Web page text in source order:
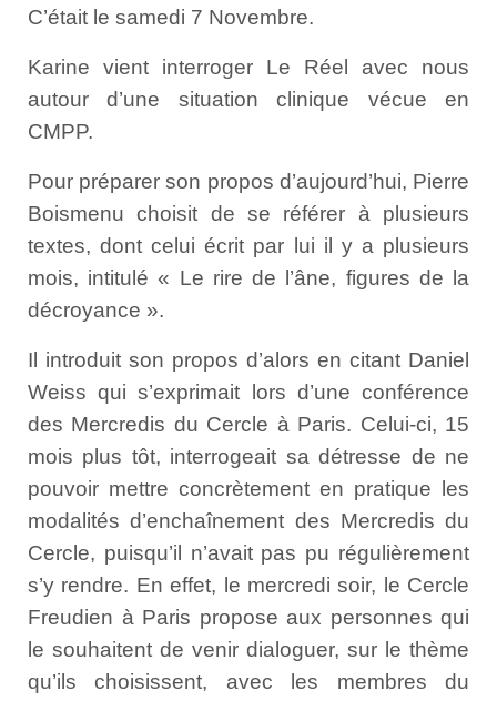
C’était le samedi 7 Novembre.
Karine vient interroger Le Réel avec nous
autour d’une situation clinique vécue en
CMPP.
Pour préparer son propos d’aujourd’hui, Pierre
Boismenu choisit de se référer à plusieurs
textes, dont celui écrit par lui il y a plusieurs
mois, intitulé « Le rire de l’âne, figures de la
décroyance ».
Il introduit son propos d’alors en citant Daniel
Weiss qui s’exprimait lors d’une conférence
des Mercredis du Cercle à Paris. Celui-ci, 15
mois plus tôt, interrogeait sa détresse de ne
pouvoir mettre concrètement en pratique les
modalités d’enchaînement des Mercredis du
Cercle, puisqu’il n’avait pas pu régulièrement
s’y rendre. En effet, le mercredi soir, le Cercle
Freudien à Paris propose aux personnes qui
le souhaitent de venir dialoguer, sur le thème
qu’ils choisissent, avec les membres du